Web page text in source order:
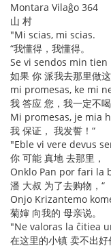
Montara Vilaĝo 364
山 村
"Mi scias, mi scias.
“我懂得，我懂得。
Se vi sendos min
如果 你 派我去那里做这
mi promesas, ke mi
我 答应 您，我一定不
Mi promesas, je mia
我 保证， 我发誓！“
"Eble vi vere devus
你 可能 真地 去那里，
Onklo Pan por fari la
潘 大叔 为了去购物，“
Onjo Krizantemo
菊婶 向我的 母亲说。
"Ne valoras la ĉitiea
在这里的小镇 卖不出好